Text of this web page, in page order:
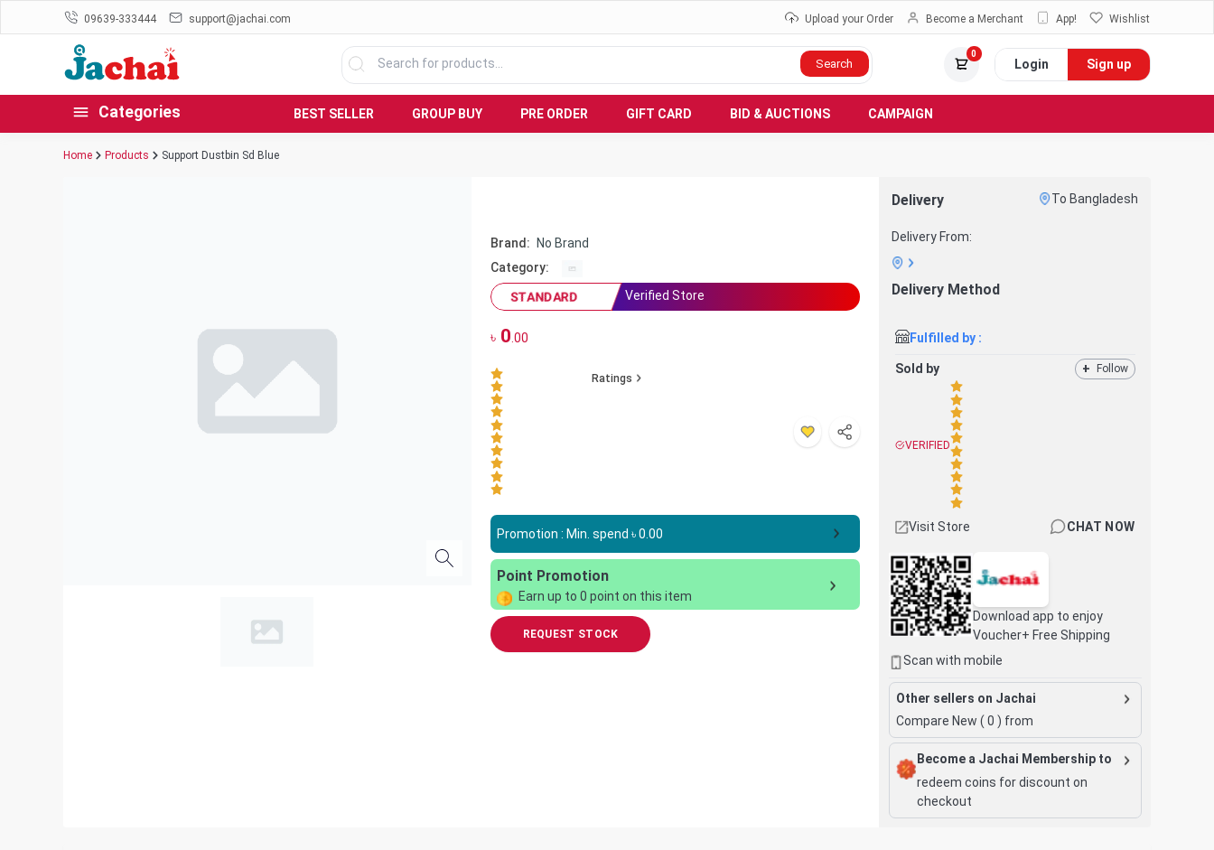
09639-333444 support@jachai.com Upload your Order Become a Merchant App! Wishlist
Search
0
Login Sign up
Categories BEST SELLER GROUP BUY PRE ORDER GIFT CARD BID & AUCTIONS CAMPAIGN
Home Products Support Dustbin Sd Blue
Brand:
No Brand
Category:
STANDARD
Verified Store
৳0 .00
Ratings
Promotion : Min. spend ৳0.00
Point Promotion
Earn up to 0 point on this item
REQUEST STOCK
Delivery To Bangladesh
Delivery From:
Delivery Method
Fulfilled by :
Sold by + Follow
VERIFIED
Visit Store CHAT NOW
Download app to enjoy
Voucher+ Free Shipping
Scan with mobile
Other sellers on Jachai
Compare New ( 0 ) from
Become a Jachai Membership to
redeem coins for discount on
checkout